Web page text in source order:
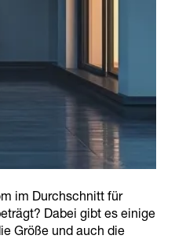
im Durchschnitt für
Dabei gibt es einige
Größe und auch die